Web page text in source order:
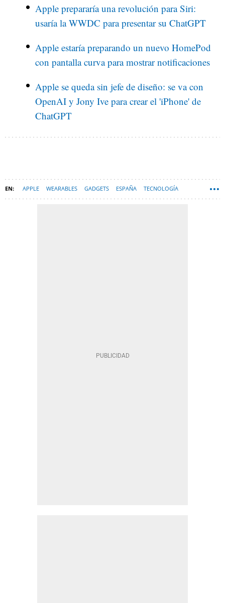
Apple prepararía una revolución para Siri:
usaría la WWDC para presentar su ChatGPT
Apple estaría preparando un nuevo HomePod
con pantalla curva para mostrar notificaciones
Apple se queda sin jefe de diseño: se va con
OpenAI y Jony Ive para crear el 'iPhone' de
ChatGPT
APPLE WEARABLES GADGETS ESPAÑA TECNOLOGÍA